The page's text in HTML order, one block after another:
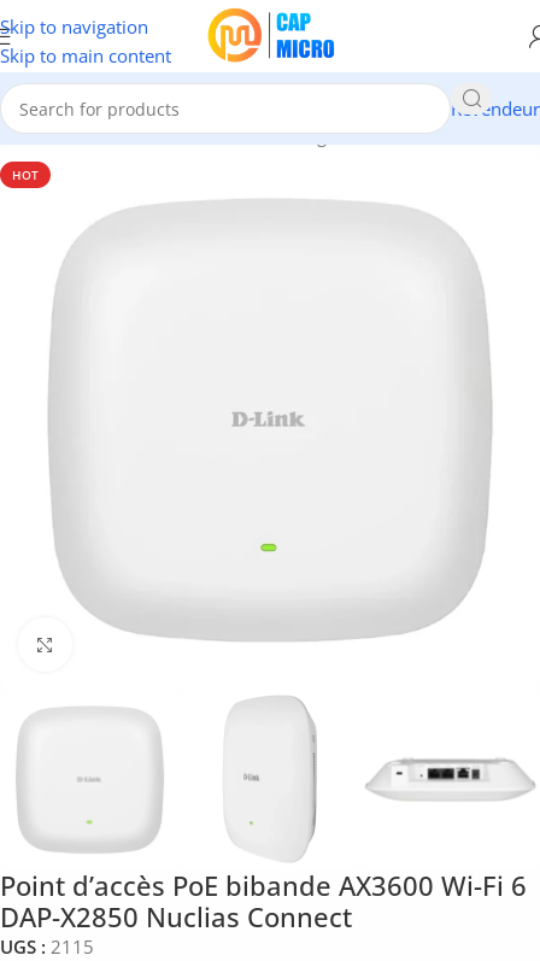
Skip to navigation
Skip to main content
Revendeur
Accueil/RESEAUX/Points d'accès & Range Extenders
HOT
Click to enlarge
Point d’accès PoE bibande AX3600 Wi-Fi 6
DAP-X2850 Nuclias Connect
UGS : 2115